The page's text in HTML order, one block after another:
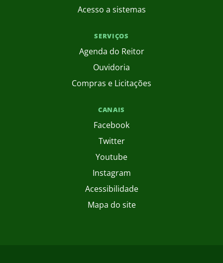
Acesso a sistemas
SERVIÇOS
Agenda do Reitor
Ouvidoria
Compras e Licitações
CANAIS
Facebook
Twitter
Youtube
Instagram
Acessibilidade
Mapa do site